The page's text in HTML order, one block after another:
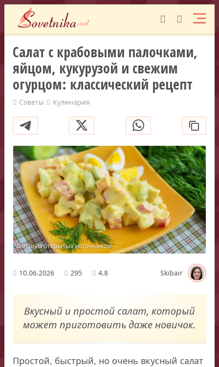
Салат с крабовыми палочками,
яйцом, кукурузой и свежим
огурцом: классический рецепт
Советы Кулинария
Фото: из открытых источников
10.06.2026 295 4.8 Skibair
Вкусный и простой салат, который
может приготовить даже новичок.
Простой, быстрый, но очень вкусный салат